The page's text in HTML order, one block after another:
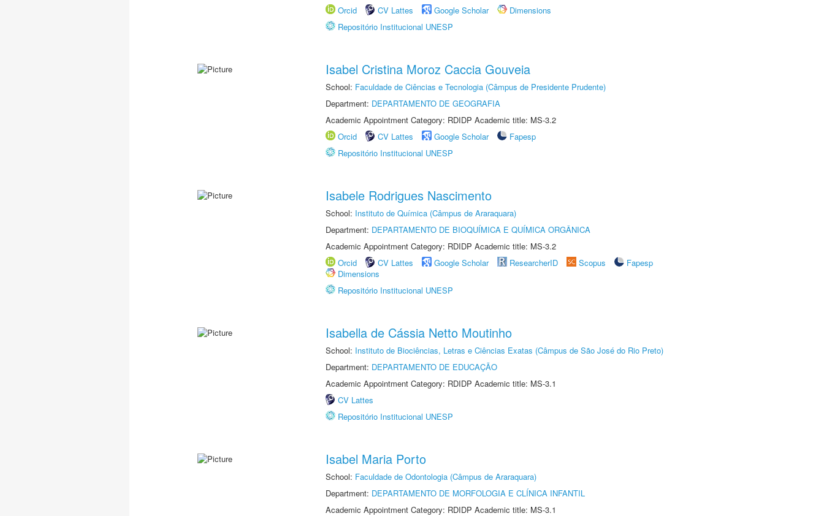
Orcid
CV Lattes Google Scholar
Dimensions
Repositório Institucional UNESP
Isabel Cristina Moroz Caccia Gouveia
School: Faculdade de Ciências e Tecnologia (Câmpus de Presidente Prudente)
Department: DEPARTAMENTO DE GEOGRAFIA
Academic Appointment Category: RDIDP Academic title: MS-3.2
Orcid
CV Lattes Google Scholar
Fapesp
Repositório Institucional UNESP
Isabele Rodrigues Nascimento
School: Instituto de Química (Câmpus de Araraquara)
Department: DEPARTAMENTO DE BIOQUÍMICA E QUÍMICA ORGÂNICA
Academic Appointment Category: RDIDP Academic title: MS-3.2
Orcid
CV Lattes Google Scholar ResearcherID Scopus
Fapesp
Dimensions
Repositório Institucional UNESP
Isabella de Cássia Netto Moutinho
School: Instituto de Biociências, Letras e Ciências Exatas (Câmpus de São José do Rio Preto)
Department: DEPARTAMENTO DE EDUCAÇÃO
Academic Appointment Category: RDIDP Academic title: MS-3.1
CV Lattes
Repositório Institucional UNESP
Isabel Maria Porto
School: Faculdade de Odontologia (Câmpus de Araraquara)
Department: DEPARTAMENTO DE MORFOLOGIA E CLÍNICA INFANTIL
Academic Appointment Category: RDIDP Academic title: MS-3.1